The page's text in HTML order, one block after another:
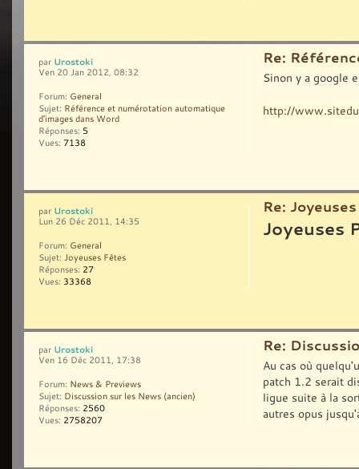
Re:
Sinon y a google
http://
par Urostoki
Ven 20 Jan 2012, 08:32
Forum: General
Sujet: Référence et numérotation automatique
d'images dans Word
Réponses: 5
Vues: 7138
Re:
Joyeuses
par Urostoki
Lun 26 Déc 2011, 14:35
Forum: General
Sujet: Joyeuses Fêtes
Réponses: 27
Vues: 33368
Re:
Au cas où
patch 1.2 serait
ligue suite à la
autres opus
par Urostoki
Ven 16 Déc 2011, 17:38
Forum: News & Previews
Sujet: Discussion sur les News (ancien)
Réponses: 2560
Vues: 2758207